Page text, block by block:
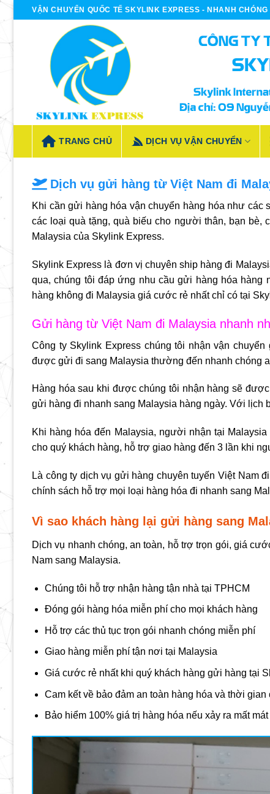
qua
VẬN CHUYỂN QUỐC TẾ SKYLINK EXPRESS - NHANH
TRANG CHỦ DỊCH VỤ VẬN CHUYỂN
Dịch vụ gửi hàng từ Việt Nam đi
Khi cần gửi hàng hóa vận chuyển hàng hóa như các
các loại quà tặng, quà biếu cho người thân, bạn bè,
Malaysia của Skylink Express.
Skylink Express là đơn vị chuyênship hàng đi
qua, chúng tôi đáp ứng nhu cầu gửi hàng hóa
hàng không đi Malaysia giá cước rẻ nhất chỉ có tại
Gửi hàng từ Việt Nam đi Malaysia nhanh
Công ty Skylink Express chúng tôi nhận vận chuyển
được gửi đi sang Malaysia thường đến nhanh chóng
Hàng hóa sau khi được chúng tôi nhận hàng sẽ
gửi hàng đi nhanh sang Malaysia hàng ngày. Với lịch
Khi hàng hóa đến Malaysia, người nhận tại
cho quý khách hàng, hỗ trợ giao hàng đến 3 lần khi
Là công ty dịch vụ gửi hàng chuyên tuyến Việt Nam
chính sách hỗ trợ mọi loại hàng hóa đi nhanh sang
Vì sao khách hàng lại gửi hàng sang
Dịch vụ nhanh chóng, an toàn, hỗ trợ trọn gói, giá
Nam sang Malaysia.
Chúng tôi hỗ trợ nhận hàng tận nhà tại TPHCM
Đóng gói hàng hóa miễn phí cho mọi khách hàng
Hỗ trợ các thủ tục trọn gói nhanh chóng miễn phí
Giao hàng miễn phí tận nơi tại Malaysia
Giá cước rẻ nhất khi quý khách hàng gửi hàng tại
Cam kết về bảo đảm an toàn hàng hóa và thời gian
Bảo hiểm 100% giá trị hàng hóa nếu xảy ra mất